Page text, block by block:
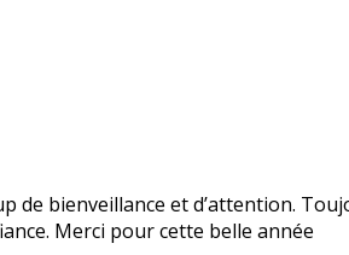
de bienveillance et d’attention.
Merci pour cette belle année